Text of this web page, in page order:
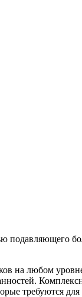
подавляющего
на любом
требуются